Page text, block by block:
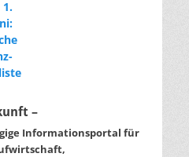
1.
–
Informationsportal für